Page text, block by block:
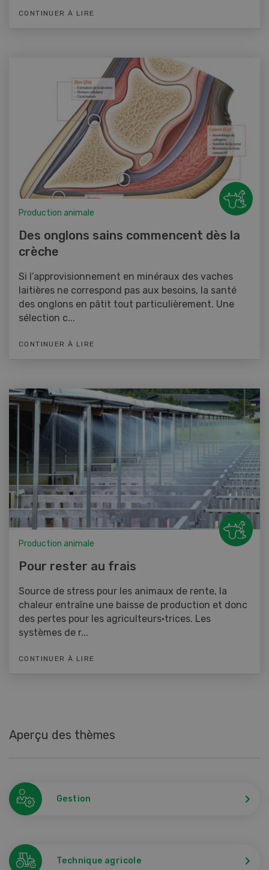
CONTINUER À LIRE
Production animale
Des onglons sains commencent dès la
crèche
Si l’approvisionnement en minéraux des vaches
laitières ne correspond pas aux besoins, la santé
des onglons en pâtit tout particulièrement. Une
sélection c...
CONTINUER À LIRE
Production animale
Pour rester au frais
Source de stress pour les animaux de rente, la
chaleur entraîne une baisse de production et donc
des pertes pour les agriculteurs·trices. Les
systèmes de r...
CONTINUER À LIRE
Aperçu des thèmes
Gestion
Technique agricole